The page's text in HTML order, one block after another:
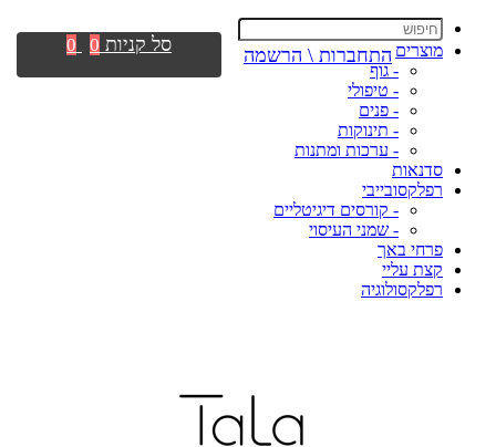
מוצרים
- גוף
- טיפולי
- פנים
- תינוקות
- ערכות ומתנות
סדנאות
רפלקסובייבי
- קורסים דיגיטליים
- שמני העיסוי
פרחי באך
קצת עליי
רפלקסולוגיה
התחברות \ הרשמה סל קניות 0
0